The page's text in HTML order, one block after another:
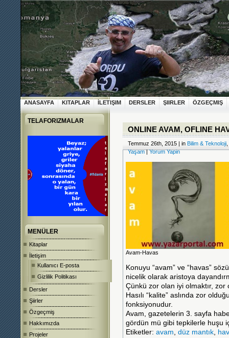
ANASAYFA KITAPLAR İLETIŞIM DERSLER ŞIIRLER ÖZGEÇMIŞ
TELAFORIZMALAR
MENÜLER
Kitaplar
İletişim
Kullanıcı E-posta
Gizlilik Politikası
Dersler
Şiirler
Özgeçmiş
Hakkımızda
Projeler
ONLINE AVAM, OFLINE
Temmuz 26th, 2015 | in Bilim & Teknoloji
Yaşam|Yorum Yapin
Avam-Havas
Konuyu “avam” ve “havas”
nicelik olarak aristoya
Çünkü zor olan iyi olmaktır,
Hasılı “kalite” aslında zor
fonksiyonudur.
Avam, gazetelerin 3. sayfa
gördün mü gibi tepkilerle huşu
Etiketler: avam, düz mantık,